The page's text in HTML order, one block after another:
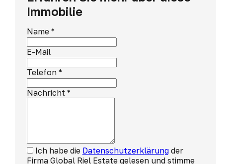
Immobilie
Name*
E-Mail
Telefon*
Nachricht *
Ich habe die Datenschutzerklärungder
Firma Global Riel Estate gelesen und stimme